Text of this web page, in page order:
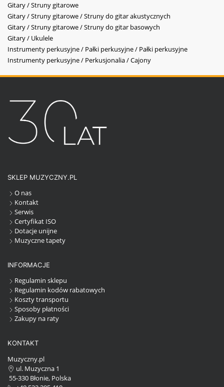
Gitary / Struny gitarowe
Gitary / Struny gitarowe / Struny do gitar akustycznych
Gitary / Struny gitarowe / Struny do gitar basowych
Gitary / Ukulele
Instrumenty perkusyjne / Pałki perkusyjne / Pałki perkusyjne
Instrumenty perkusyjne / Perkusjonalia / Cajony
SKLEP MUZYCZNY.PL
O nas
Kontakt
Serwis
Certyfikat ISO
Dotacje unijne
Muzyczne tapety
INFORMACJE
Regulamin sklepu
Regulamin kodów rabatowych
Koszty transportu
Sposoby płatności
Zakupy na raty
KONTAKT
Muzyczny.pl
ul. Muzyczna 1
55-330 Błonie, Polska